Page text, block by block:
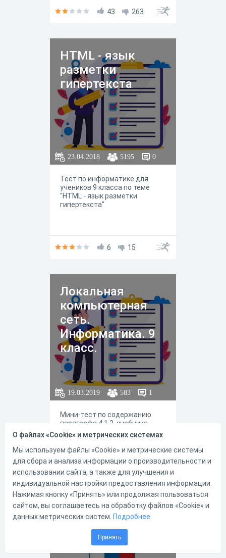
43 263
HTML - язык
разметки
гипертекста
23.04.2018 5195 0
Тест по информатике для
учеников 9 класса по теме
"HTML - язык разметки
гипертекста"
6 15
Локальная
компьютерная
сеть.
Информатика. 9
класс.
19.03.2019 583 1
Мини-тест по содержанию
параграфа 4.1.2. учебника
Босовой Л. Л. "Информатика. 9
0 0
ОГЭ_ИНФ №1.1
О файлах «Cookie» и метрических системах
Мы используем файлы «Cookie» и метрические системы
для сбора и анализа информации о производительности и
использовании сайта, а также для улучшения и
индивидуальной настройки предоставления информации.
Нажимая кнопку «Принять» или продолжая пользоваться
сайтом, вы соглашаетесь на обработку файлов «Cookie» и
данных метрических систем. Подробнее
Принять